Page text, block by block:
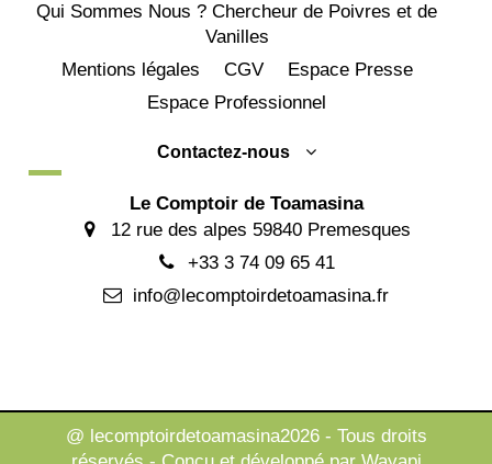
Qui Sommes Nous ? Chercheur de Poivres et de
Vanilles
Mentions légales
CGV
Espace Presse
Espace Professionnel
Contactez-nous
Le Comptoir de Toamasina
12 rue des alpes 59840 Premesques
+33 3 74 09 65 41
info@lecomptoirdetoamasina.fr
@ lecomptoirdetoamasina2026 - Tous droits